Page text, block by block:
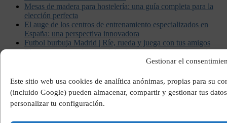
Gestionar el
Este sitio web usa cookies de analítica anónimas, propias para su
(incluido Google) pueden almacenar, compartir y gestionar tus
personalizar tu configuración.
Mesas de madera para hostelería: una guía completa para la
elección perfecta
El auge de los centros de entrenamiento especializados en
España: una perspectiva innovadora
Futbol burbuja Madrid | Ríe, rueda y juega con tus amigos
El entrenamiento funcional de alta intensidad transforma la
El vaciado de pisos en Barcelona gana relevancia como
solución práctica y ecológica
La figura del personal trainer y su impacto en la salud y el
bienestar físico